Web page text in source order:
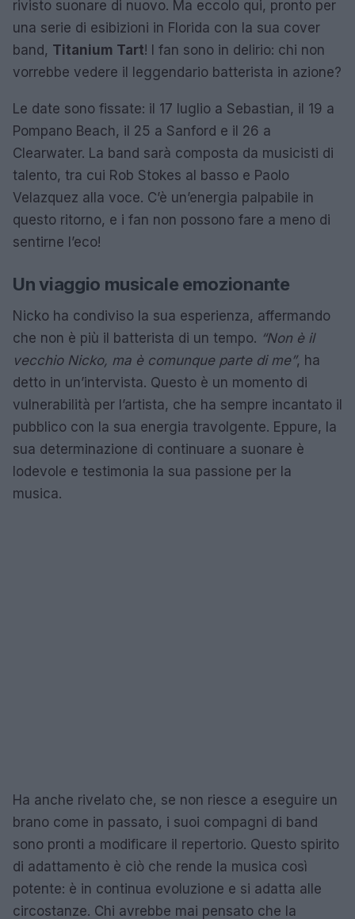
rivisto suonare di nuovo. Ma eccolo qui, pronto per
una serie di esibizioni in Florida con la sua cover
band, Titanium Tart! I fan sono in delirio: chi non
vorrebbe vedere il leggendario batterista in azione?
Le date sono fissate: il 17 luglio a Sebastian, il 19 a
Pompano Beach, il 25 a Sanford e il 26 a
Clearwater. La band sarà composta da musicisti di
talento, tra cui Rob Stokes al basso e Paolo
Velazquez alla voce. C’è un’energia palpabile in
questo ritorno, e i fan non possono fare a meno di
sentirne l’eco!
Un viaggio musicale emozionante
Nicko ha condiviso la sua esperienza, affermando
che non è più il batterista di un tempo. “Non è il
vecchio Nicko, ma è comunque parte di me”, ha
detto in un’intervista. Questo è un momento di
vulnerabilità per l’artista, che ha sempre incantato il
pubblico con la sua energia travolgente. Eppure, la
sua determinazione di continuare a suonare è
lodevole e testimonia la sua passione per la
musica.
Ha anche rivelato che, se non riesce a eseguire un
brano come in passato, i suoi compagni di band
sono pronti a modificare il repertorio. Questo spirito
di adattamento è ciò che rende la musica così
potente: è in continua evoluzione e si adatta alle
circostanze. Chi avrebbe mai pensato che la